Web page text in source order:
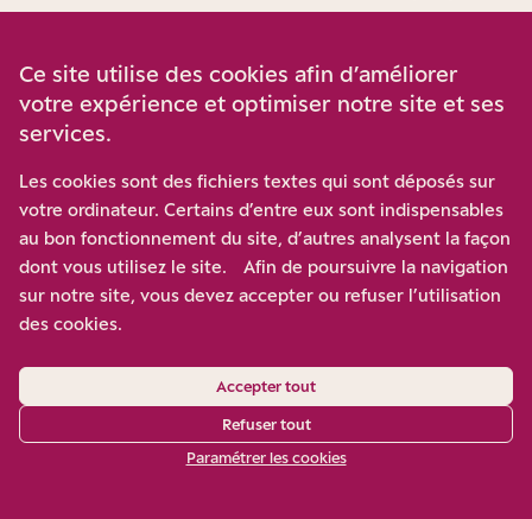
asiatique de la Russie. Plusieurs
théoriciens défendent l’idée que la
la fois européenne et asiatique. Sont-
ils écoutés au Kremlin ?
Ce sont souvent des intellectuels très
provocateurs, qui sont utiles au pouvoir parce
qu’ils contribuent à brouiller les messages et à
donner une image assez mystérieuse et
PIERRE LÉVY
Ce site utilise des cookies afin d’améliorer
votre expérience et optimiser notre site et ses
services.
Les cookies sont des fichiers textes qui sont déposés sur
votre ordinateur. Certains d’entre eux sont indispensables
au bon fonctionnement du site, d’autres analysent la façon
dont vous utilisez le site. Afin de poursuivre la navigation
sur notre site, vous devez accepter ou refuser l’utilisation
des cookies.
Accepter tout
Refuser tout
Paramétrer les cookies